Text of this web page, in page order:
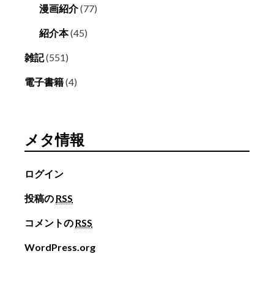
漫画紹介(77)
紹介本(45)
雑記(551)
電子書籍(4)
メタ情報
ログイン
投稿の RSS
コメントの RSS
WordPress.org